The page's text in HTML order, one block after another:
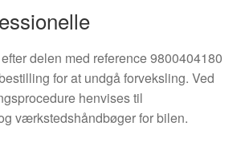
delen med reference 9800404180
for at undgå forveksling. Ved
henvises til
værkstedshåndbøger for bilen.